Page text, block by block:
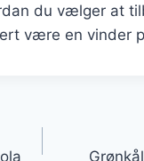
du vælger at
være en vinder